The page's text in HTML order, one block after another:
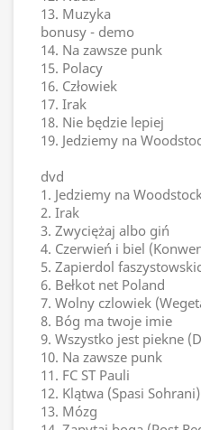
13. Muzyka
bonusy - demo
14. Na zawsze punk
15. Polacy
16. Człowiek
17. Irak
18. Nie będzie lepiej
19. Jedziemy na
dvd
1. Jedziemy na
2. Irak
3. Zwyciężaj albo giń
4. Czerwień i biel
5. Zapierdol
6. Bełkot net Poland
7. Wolny czlowiek
8. Bóg ma twoje imie
9. Wszystko jest piekne
10. Na zawsze punk
11. FC ST Pauli
12. Klątwa (Spasi Sohrani)
13. Mózg